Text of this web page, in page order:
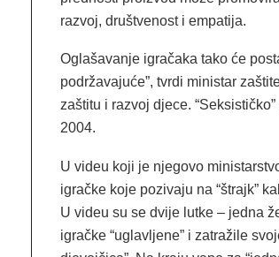
razvoj, društvenost i empatija.
Oglašavanje igračaka tako će
podržavajuće”, tvrdi ministar
zaštitu i razvoj djece.
2004.
U videu koji je njegovo
igračke koje pozivaju na “štrajk”
U videu su se dvije lutke – jedna
igračke “uglavljene” i zatražile